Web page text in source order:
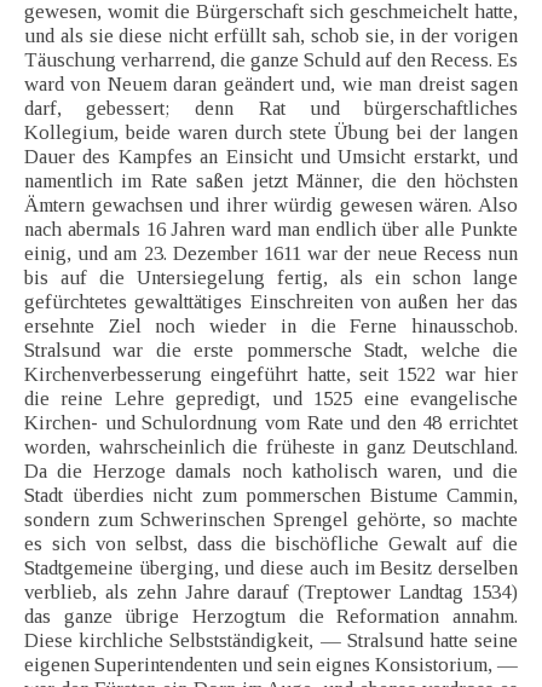
gewesen, womit die Bürgerschaft sich geschmeichelt hatte,
und als sie diese nicht erfüllt sah, schob sie, in der vorigen
Täuschung verharrend, die ganze Schuld auf den Recess. Es
ward von Neuem daran geändert und, wie man dreist sagen
darf, gebessert; denn Rat und bürgerschaftliches
Kollegium, beide waren durch stete Übung bei der langen
Dauer des Kampfes an Einsicht und Umsicht erstarkt, und
namentlich im Rate saßen jetzt Männer, die den höchsten
Ämtern gewachsen und ihrer würdig gewesen wären. Also
nach abermals 16 Jahren ward man endlich über alle Punkte
einig, und am 23. Dezember 1611 war der neue Recess nun
bis auf die Untersiegelung fertig, als ein schon lange
gefürchtetes gewalttätiges Einschreiten von außen her das
ersehnte Ziel noch wieder in die Ferne hinausschob.
Stralsund war die erste pommersche Stadt, welche die
Kirchenverbesserung eingeführt hatte, seit 1522 war hier
die reine Lehre gepredigt, und 1525 eine evangelische
Kirchen- und Schulordnung vom Rate und den 48 errichtet
worden, wahrscheinlich die früheste in ganz Deutschland.
Da die Herzoge damals noch katholisch waren, und die
Stadt überdies nicht zum pommerschen Bistume Cammin,
sondern zum Schwerinschen Sprengel gehörte, so machte
es sich von selbst, dass die bischöfliche Gewalt auf die
Stadtgemeine überging, und diese auch im Besitz derselben
verblieb, als zehn Jahre darauf (Treptower Landtag 1534)
das ganze übrige Herzogtum die Reformation annahm.
Diese kirchliche Selbstständigkeit, — Stralsund hatte seine
eigenen Superintendenten und sein eignes Konsistorium, —